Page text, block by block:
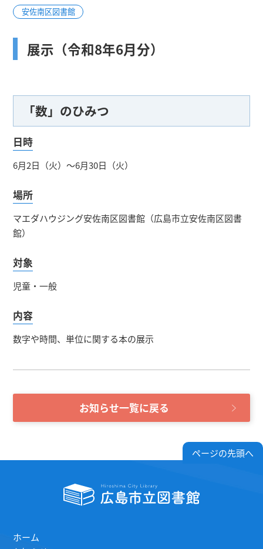
安佐南区図書館
展示（令和8年6月分）
「数」のひみつ
日時
6月2日（火）～6月30日（火）
場所
マエダハウジング安佐南区図書館（広島市立安佐南区図書
館）
対象
児童・一般
内容
数字や時間、単位に関する本の展示
お知らせ一覧に戻る
ページの先頭へ
ホーム